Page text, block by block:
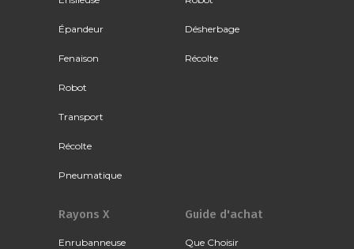
Épandeur
Fenaison
Robot
Transport
Récolte
Pneumatique
Désherbage
Récolte
Rayons X
Enrubanneuse
Guide d'achat
Que Choisir